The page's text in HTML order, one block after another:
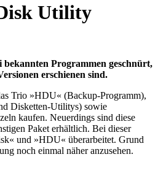
Utility
Programmen geschnürt,
erschienen sind.
Trio »HDU« (Backup-Programm),
Disketten-Utilitys) sowie
kaufen. Neuerdings sind diese
Paket erhältlich. Bei dieser
und »HDU« überarbeitet. Grund
noch einmal näher anzusehen.